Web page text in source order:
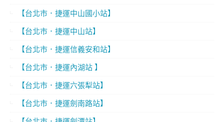
【台北市．捷運中山國小站】
【台北市．捷運中山站】
【台北市．捷運信義安和站】
【台北市．捷運內湖站 】
【台北市．捷運六張犁站】
【台北市．捷運劍南路站】